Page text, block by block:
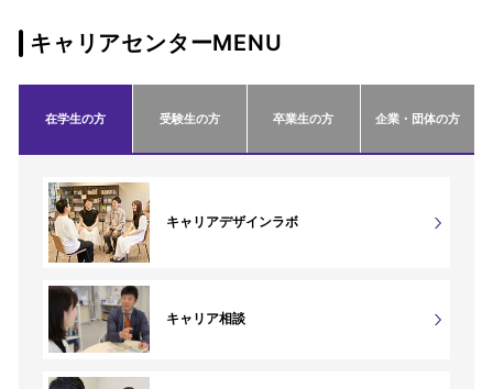
キャリアセンターMENU
在学生の方 受験生の方 卒業生の方 企業・団体の方
キャリアデザインラボ
キャリア相談